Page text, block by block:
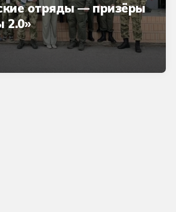
отряды — призёры
2.0»